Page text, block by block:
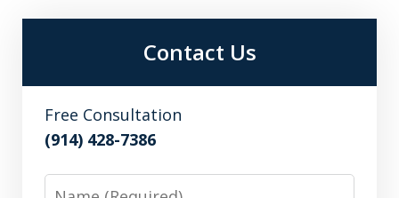
Contact Us
Free Consultation
(914) 428-7386
Name